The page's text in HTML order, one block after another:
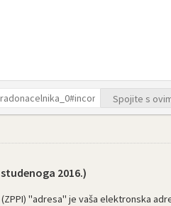
Spojite s
studenoga 2016.)
"adresa" je vaša elektronska